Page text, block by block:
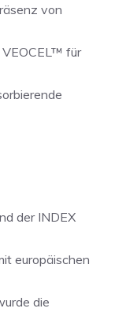
von
VEOCEL™ für
der INDEX
europäischen
die